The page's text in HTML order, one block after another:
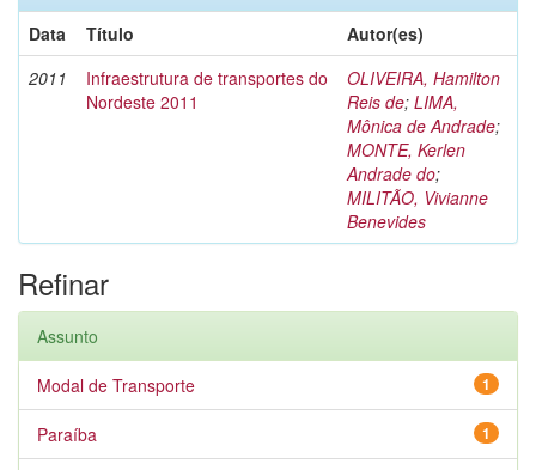
Data
Título
Autor(es)
2011
Infraestrutura de transportes do
Nordeste 2011
OLIVEIRA, Hamilton
Reis de; LIMA,
Mônica de Andrade;
MONTE, Kerlen
Andrade do;
MILITÃO, Vivianne
Benevides
Refinar
Assunto
1
Modal de Transporte
1
Paraíba